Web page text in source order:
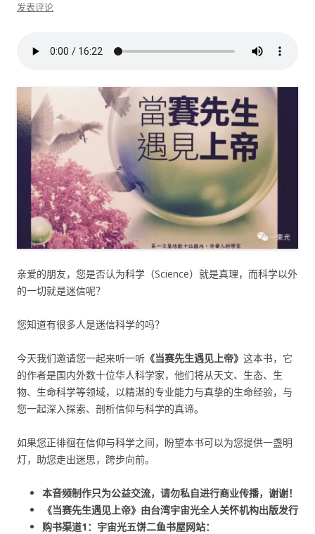
发表评论
亲爱的朋友，您是否认为科学（Science）就是真理，而科学以外
的一切就是迷信呢？
您知道有很多人是迷信科学的吗？
今天我们邀请您一起来听一听 《当赛先生遇见上帝》 这本书，它
的作者是国内外数十位华人科学家，他们将从天文、生态、生
物、生命科学等领域，以精湛的专业能力与真挚的生命经验，与
您一起深入探索、剖析信仰与科学的真谛。
如果您正徘徊在信仰与科学之间，盼望本书可以为您提供一盏明
灯，助您走出迷思，跨步向前。
本音频制作只为公益交流，请勿私自进行商业传播，谢谢！
《当赛先生遇见上帝》由台湾宇宙光全人关怀机构出版发行
购书渠道1：宇宙光五饼二鱼书屋网站：